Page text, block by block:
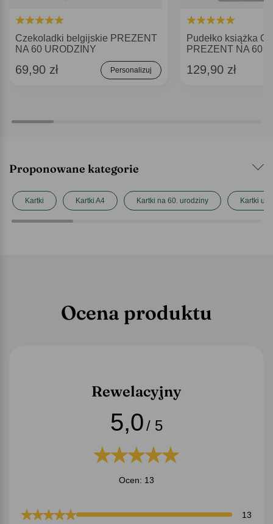
Czekoladki belgijskie PREZENT
NA 60 URODZINY
69,90 zł Personalizuj
Pudełko książka
PREZENT NA 60
129,90 zł
Proponowane kategorie
Kartki Kartki A4 Kartki na 60. urodziny Kartki
Ocena produktu
Rewelacyjny
5,0/ 5
Ocen: 13
13